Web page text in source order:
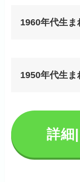
1960年代生ま
1950年代生ま
詳細